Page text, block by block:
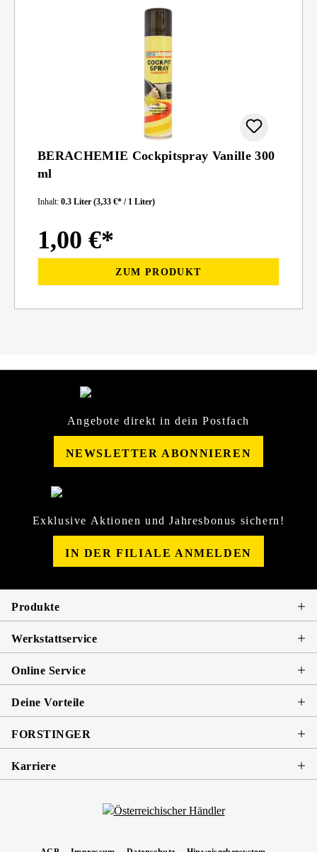
BERACHEMIE Cockpitspray Vanille 300
ml
Inhalt: 0.3 Liter (3,33 €* / 1 Liter)
1,00 €*
ZUM PRODUKT
Angebote direkt in dein Postfach
NEWSLETTER ABONNIEREN
Exklusive Aktionen und Jahresbonus sichern!
IN DER FILIALE ANMELDEN
Produkte
Werkstattservice
Online Service
Deine Vorteile
FORSTINGER
Karriere